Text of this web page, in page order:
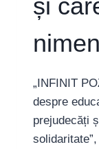
și
„INFINIT
despre
prejudecăți